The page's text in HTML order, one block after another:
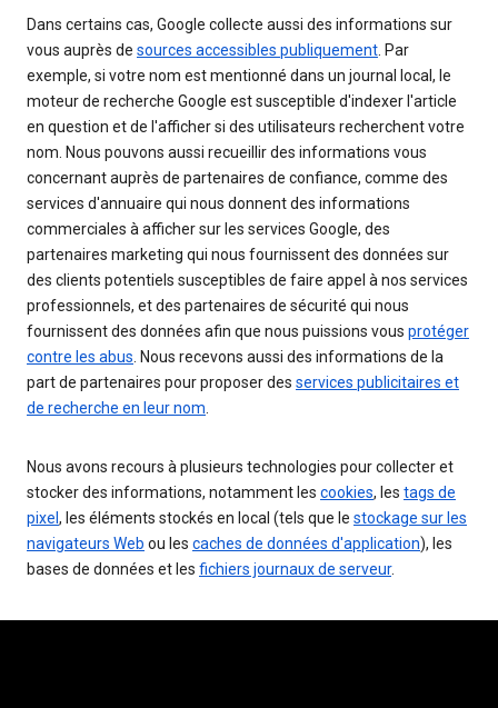
Dans certains cas, Google collecte aussi des informations sur
vous auprès de sources accessibles publiquement . Par
exemple, si votre nom est mentionné dans un journal local, le
moteur de recherche Google est susceptible d'indexer l'article
en question et de l'afficher si des utilisateurs recherchent votre
nom. Nous pouvons aussi recueillir des informations vous
concernant auprès de partenaires de confiance, comme des
services d'annuaire qui nous donnent des informations
commerciales à afficher sur les services Google, des
partenaires marketing qui nous fournissent des données sur
des clients potentiels susceptibles de faire appel à nos services
professionnels, et des partenaires de sécurité qui nous
fournissent des données afin que nous puissions vous protéger
contre les abus . Nous recevons aussi des informations de la
part de partenaires pour proposer des services publicitaires et
de recherche en leur nom
Nous avons recours à plusieurs technologies pour collecter et
stocker des informations, notamment les cookies, les tags de
pixel , les éléments stockés en local (tels que le stockage sur les
navigateurs Web ou les caches de données d'application), les
bases de données et les fichiers journaux de serveur.